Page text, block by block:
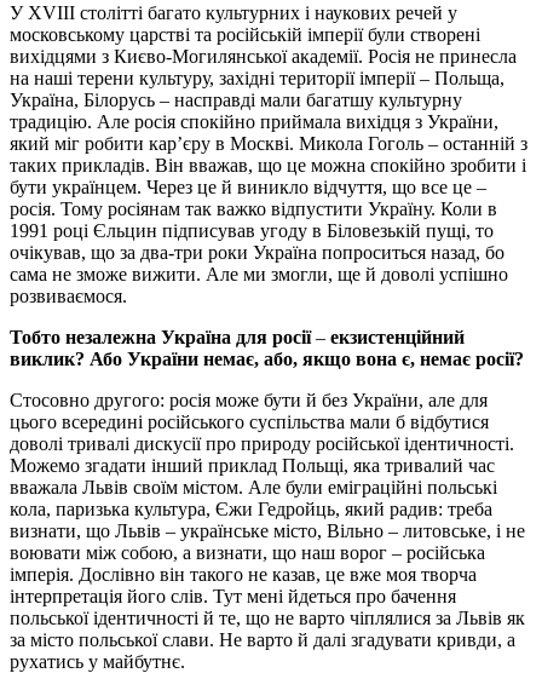
У XVIII столітті багато культурних і наукових речей у
московському царстві та російській імперії були створені
вихідцями з Києво-Могилянської академії. Росія не принесла
на наші терени культуру, західні території імперії – Польща,
Україна, Білорусь – насправді мали багатшу культурну
традицію. Але росія спокійно приймала вихідця з України,
який міг робити кар’єру в Москві. Микола Гоголь – останній з
таких прикладів. Він вважав, що це можна спокійно зробити і
бути українцем. Через це й виникло відчуття, що все це –
росія. Тому росіянам так важко відпустити Україну. Коли в
1991 році Єльцин підписував угоду в Біловезькій пущі, то
очікував, що за два-три роки Україна попроситься назад, бо
сама не зможе вижити. Але ми змогли, ще й доволі успішно
розвиваємося.
Тобто незалежна Україна для росії– екзистенційний
виклик? Або України немає, або, якщо вона є, немає росії?
Стосовно другого: росія може бути й без України, але для
цього всередині російського суспільства мали б відбутися
доволі тривалі дискусії про природу російської ідентичності.
Можемо згадати інший приклад Польщі, яка тривалий час
вважала Львів своїм містом. Але були еміграційні польські
кола, паризька культура, Єжи Гедройць, який радив: треба
визнати, що Львів – українське місто, Вільно – литовське, і не
воювати між собою, а визнати, що наш ворог – російська
імперія. Дослівно він такого не казав, це вже моя творча
інтерпретація його слів. Тут мені йдеться про бачення
польської ідентичності й те, що не варто чіплялися за Львів як
за місто польської слави. Не варто й далі згадувати кривди, а
рухатись у майбутнє.